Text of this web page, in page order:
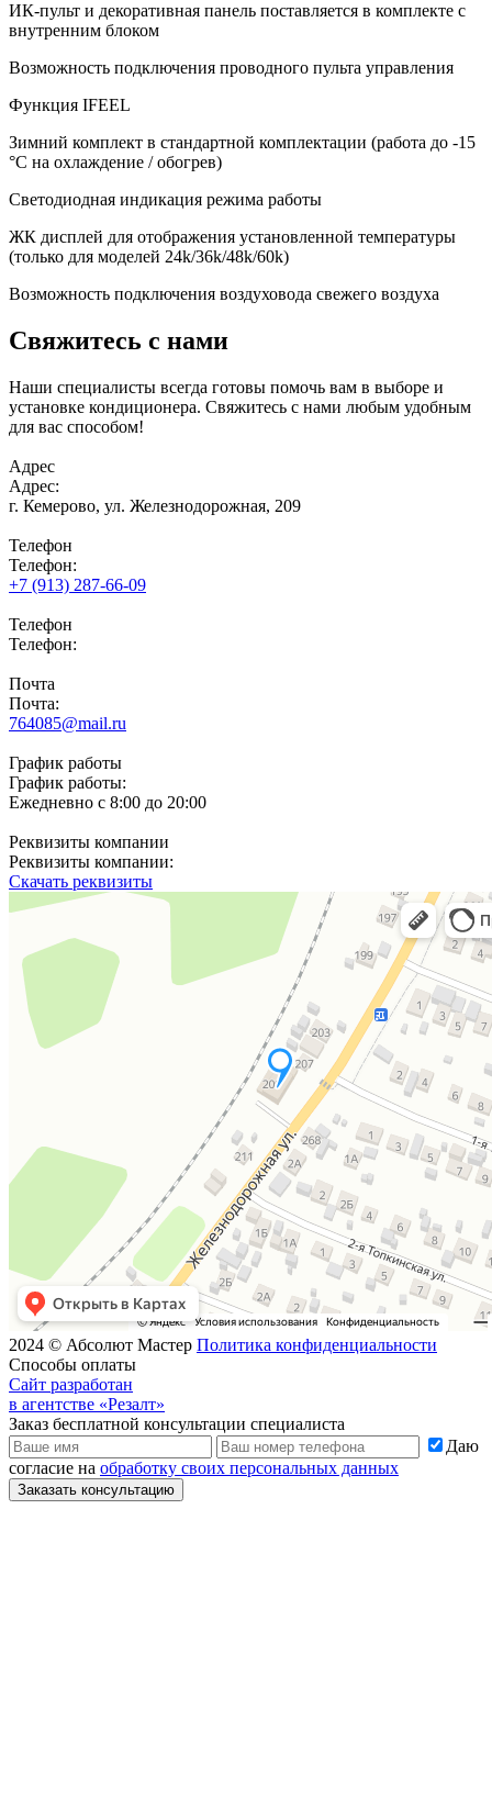
ИК-пульт и декоративная панель поставляется в комплекте с
внутренним блоком
Возможность подключения проводного пульта управления
Функция IFEEL
Зимний комплект в стандартной комплектации (работа до -15
°С на охлаждение / обогрев)
Светодиодная индикация режима работы
ЖК дисплей для отображения установленной температуры
(только для моделей 24k/36k/48k/60k)
Возможность подключения воздуховода свежего воздуха
Свяжитесь с нами
Наши специалисты всегда готовы помочь вам в выборе и
установке кондиционера. Свяжитесь с нами любым удобным
для вас способом!
Адрес
Адрес:
г. Кемерово, ул. Железнодорожная, 209
Телефон
Телефон:
+7 (913) 287-66-09
Телефон
Телефон:
Почта
Почта:
764085@mail.ru
График работы
График работы:
Ежедневно с 8:00 до 20:00
Реквизиты компании
Реквизиты компании:
Скачать реквизиты
2024 © Абсолют Мастер Политика конфиденциальности
Способы оплаты
Сайт разработан
в агентстве «Резалт»
Заказ бесплатной консультации специалиста
Даю
согласие на обработку своих персональных данных
Заказать консультацию